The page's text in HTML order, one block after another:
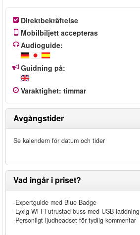
Direktbekräftelse
Mobilbiljett accepteras
Audioguide:
Guidning på:
Varaktighet: timmar
Avgångstider
Se kalendern för datum och tider
Vad ingår i priset?
-Expertguide med Blue Badge
-Lyxig Wi-Fi-utrustad buss med USB-laddning
-Personligt ljudheadset för tydlig kommentar